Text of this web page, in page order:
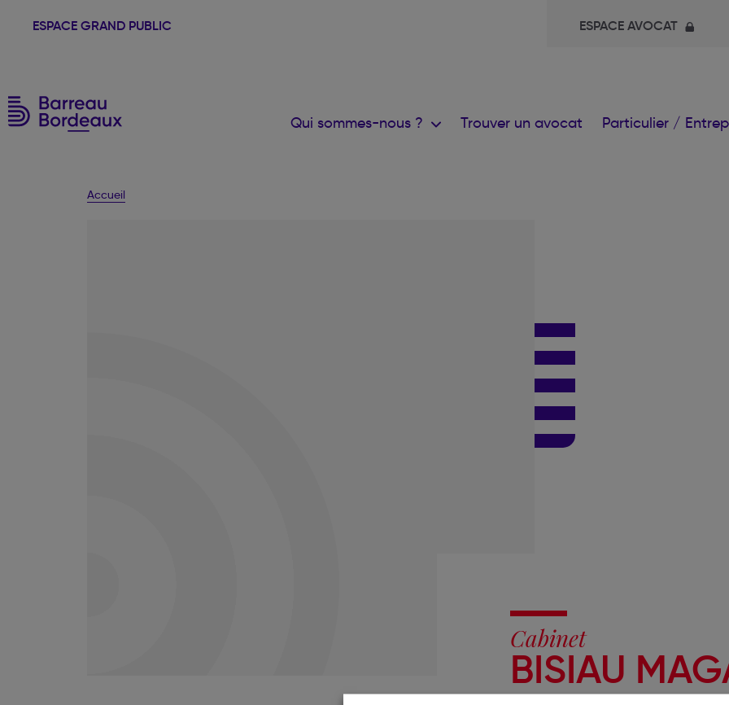
ESPACE GRAND PUBLIC ESPACE AVOCAT
Qui sommes-nous ? Trouver un avocat Particulier /
Accueil
Cabinet
BISIAU